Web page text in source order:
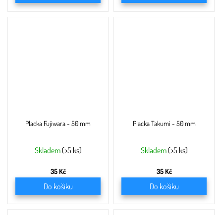
Placka Fujiwara - 50 mm
Skladem (>5 ks)
35 Kč
Do košíku
Placka Takumi - 50 mm
Skladem (>5 ks)
35 Kč
Do košíku